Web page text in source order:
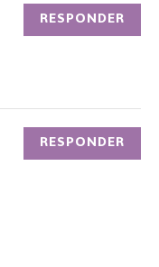
RESPONDER
RESPONDER